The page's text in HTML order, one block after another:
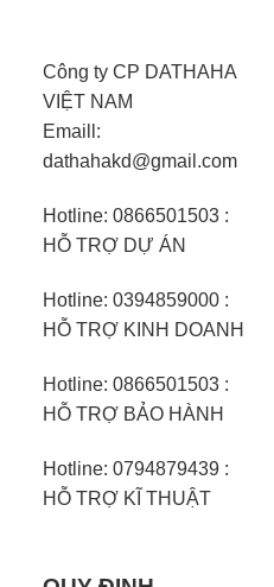
Công ty CP DATHAHA
VIỆT NAM
Emaill:
dathahakd@gmail.com
Hotline: 0866501503 :
HỖ TRỢ DỰ ÁN
Hotline: 0394859000 :
HỖ TRỢ KINH DOANH
Hotline: 0866501503 :
HỖ TRỢ BẢO HÀNH
Hotline: 0794879439 :
HỖ TRỢ KĨ THUẬT